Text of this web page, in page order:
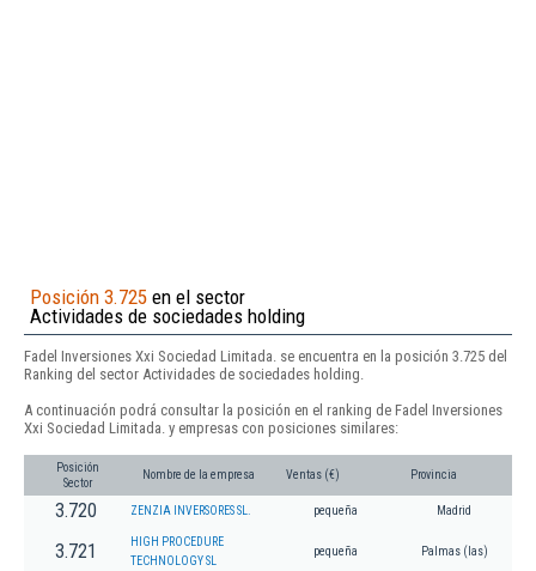
Posición 3.725 en el sector
Actividades de sociedades holding
Fadel Inversiones Xxi Sociedad Limitada. se encuentra en la posición 3.725 del
Ranking del sector Actividades de sociedades holding.
A continuación podrá consultar la posición en el ranking de Fadel Inversiones
Xxi Sociedad Limitada. y empresas con posiciones similares:
Posición
Sector
Nombre de la empresa Ventas (€) Provincia
3.720 ZENZIA INVERSORES SL. pequeña Madrid
3.721
HIGH PROCEDURE
TECHNOLOGY SL
pequeña Palmas (las)